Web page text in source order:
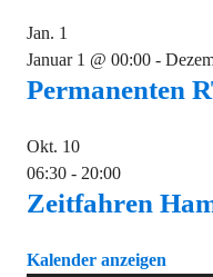
Jan. 1
Januar 1 @ 00:00 -
Permanenten
Okt. 10
06:30 - 20:00
Zeitfahren
Kalender anzeigen